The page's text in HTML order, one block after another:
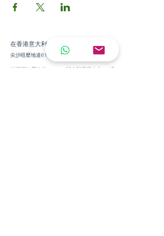
在香港意大利文化協會
尖沙咀麼地道61號冠華中心1樓103室
銅鑼灣軒尼詩道458-468號金聯商業中心 3A室